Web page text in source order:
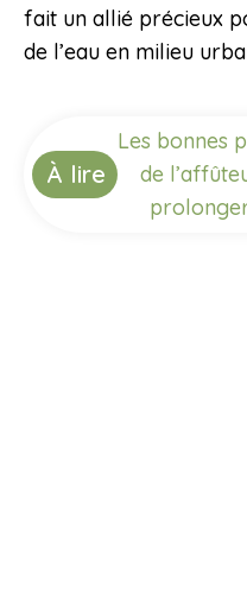
fait un allié précieux
de l’eau en milieu
À lire
Les bonnes
de